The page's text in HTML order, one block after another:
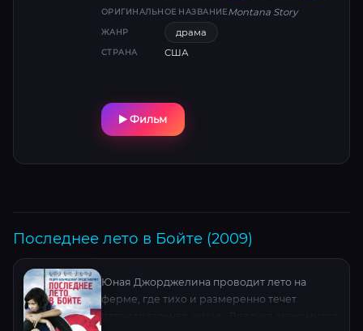
ОРИГИНАЛЬНОЕ НАЗВАНИЕMontana Story
ЖАНР драма
СТРАНА США
Фильм
Последнее лето в Бойте (2009)
Юная Джорджелина проводит лето на
ферме, где тихо и размеренно течет